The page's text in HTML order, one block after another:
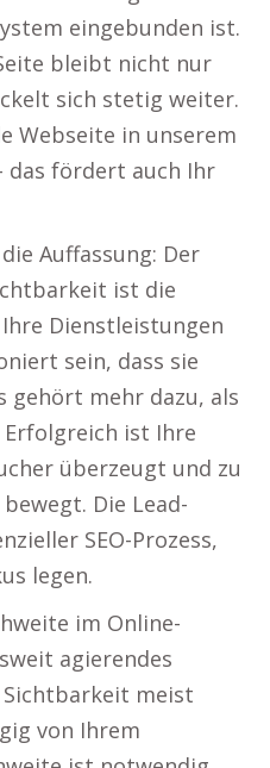
eingebunden ist.
bleibt nicht nur
sich stetig weiter.
Webseite in unserem
das fördert auch Ihr
Auffassung: Der
ist die
Dienstleistungen
sein, dass sie
gehört mehr dazu, als
Erfolgreich ist Ihre
überzeugt und zu
Die Lead-
SEO-Prozess,
legen.
im Online-
agierendes
meist
von Ihrem